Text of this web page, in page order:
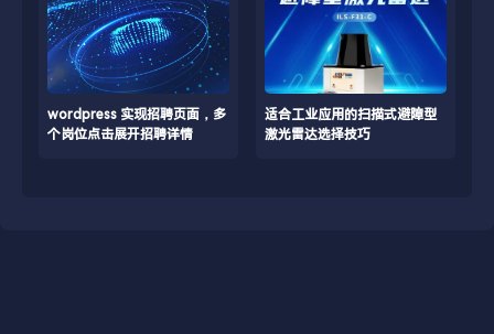
wordpress 实现招聘页面，多
个岗位点击展开招聘详情
适合工业应用的扫描式避障型
激光雷达选择技巧